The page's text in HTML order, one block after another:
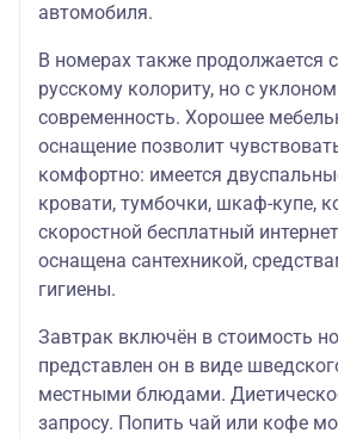
автомобиля.
В номерах также продолжается
русскому колориту, но с
современность. Хорошее
оснащение позволит
комфортно: имеется
кровати, тумбочки, шкаф-купе,
скоростной бесплатный
оснащена сантехникой,
гигиены.
Завтрак включён в стоимость
представлен он в виде
местными блюдами.
запросу. Попить чай или кофе